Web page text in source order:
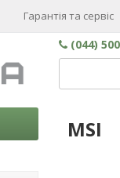
Гарантія та сервіс
(044)
MSI